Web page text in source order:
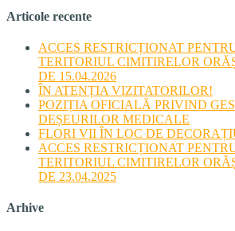
Articole recente
ACCES RESTRICȚIONAT
TERITORIUL CIMITIRELOR
DE 15.04.2026
ÎN ATENȚIA VIZITATORILOR!
POZIȚIA OFICIALĂ PRIVIND
DEȘEURILOR MEDICALE
FLORI VII ÎN LOC DE
ACCES RESTRICȚIONAT
TERITORIUL CIMITIRELOR
DE 23.04.2025
Arhive